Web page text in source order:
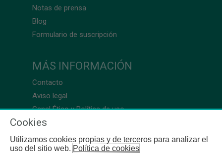
Notas de prensa
Blog
Formulario de suscripción
MÁS INFORMACIÓN
Contacto
Aviso legal
Canal Ético y Política de uso
Cookies
Utilizamos cookies propias y de terceros para analizar el
uso del sitio web.Política de cookies